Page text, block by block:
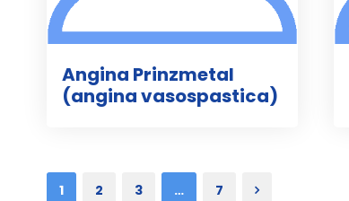
Angina Prinzmetal
(angina vasospastica)
1 2 3 … 7